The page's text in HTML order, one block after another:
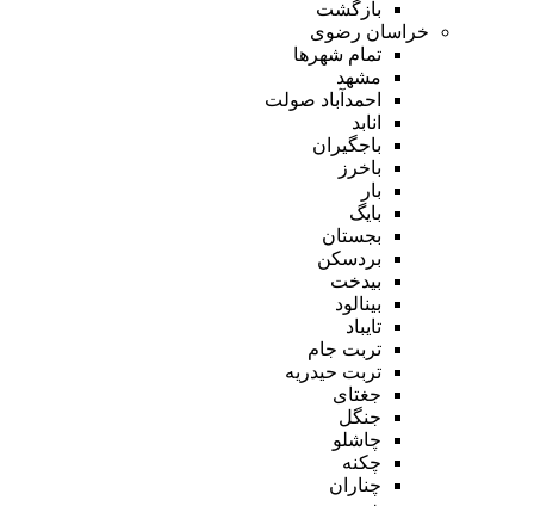
بازگشت
خراسان رضوی
تمام شهر‌ها
مشهد
احمدآباد صولت
انابد
باجگیران
باخرز
بار
بایگ
بجستان
بردسکن
بیدخت
بینالود
تایباد
تربت جام
تربت حیدریه
جغتای
جنگل
چاشلو
چکنه
چناران